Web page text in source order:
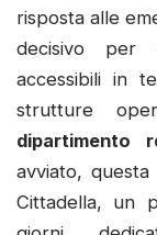
risposta alle
decisivo per
accessibili in
strutture
dipartimento
avviato,
Cittadella, un